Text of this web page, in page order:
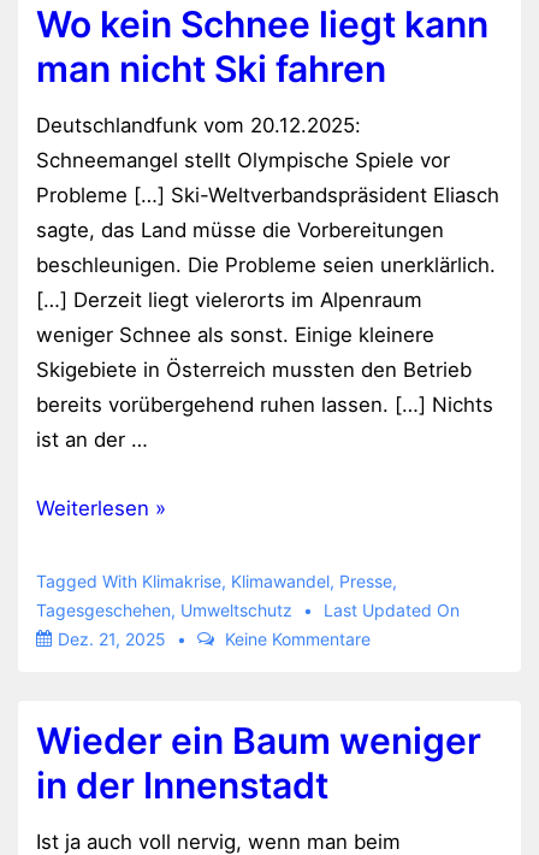
Wo kein Schnee liegt kann
man nicht Ski fahren
Deutschlandfunk vom 20.12.2025:
Schneemangel stellt Olympische Spiele vor
Probleme […] Ski-Weltverbandspräsident Eliasch
sagte, das Land müsse die Vorbereitungen
beschleunigen. Die Probleme seien unerklärlich.
[…] Derzeit liegt vielerorts im Alpenraum
weniger Schnee als sonst. Einige kleinere
Skigebiete in Österreich mussten den Betrieb
bereits vorübergehend ruhen lassen. […] Nichts
ist an der …
Wo
Schnee
liegt
kann
Ski
fahren
Weiterlesen »
Tagged With Klimakrise, Klimawandel, Presse,
Tagesgeschehen, Umweltschutz
Last Updated On
Dez. 21, 2025
Keine Kommentare
Wieder ein Baum weniger
in der Innenstadt
Ist ja auch voll nervig, wenn man beim